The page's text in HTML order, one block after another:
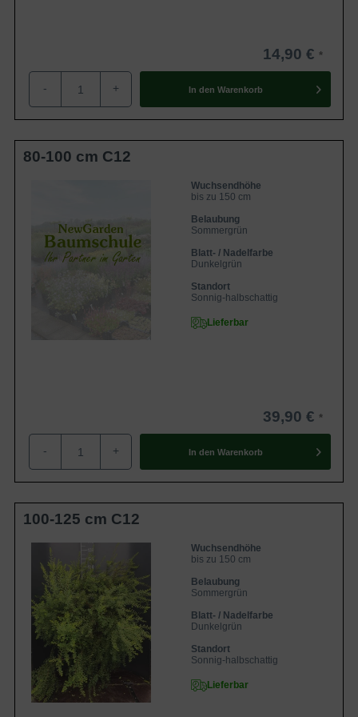
14,90 €
- + In den Warenkorb
80-100 cm C12
Wuchsendhöhe
bis zu 150 cm
Belaubung
Sommergrün
Blatt- / Nadelfarbe
Dunkelgrün
Standort
Sonnig-halbschattig
Lieferbar
39,90 €
- + In den Warenkorb
100-125 cm C12
Wuchsendhöhe
bis zu 150 cm
Belaubung
Sommergrün
Blatt- / Nadelfarbe
Dunkelgrün
Standort
Sonnig-halbschattig
Lieferbar